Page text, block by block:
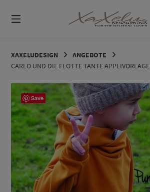
zum
Inhalt
XAXELUDESIGN
ANGEBOTE
CARLO UND DIE FLOTTE TANTE APPLIVORLAGE
Save